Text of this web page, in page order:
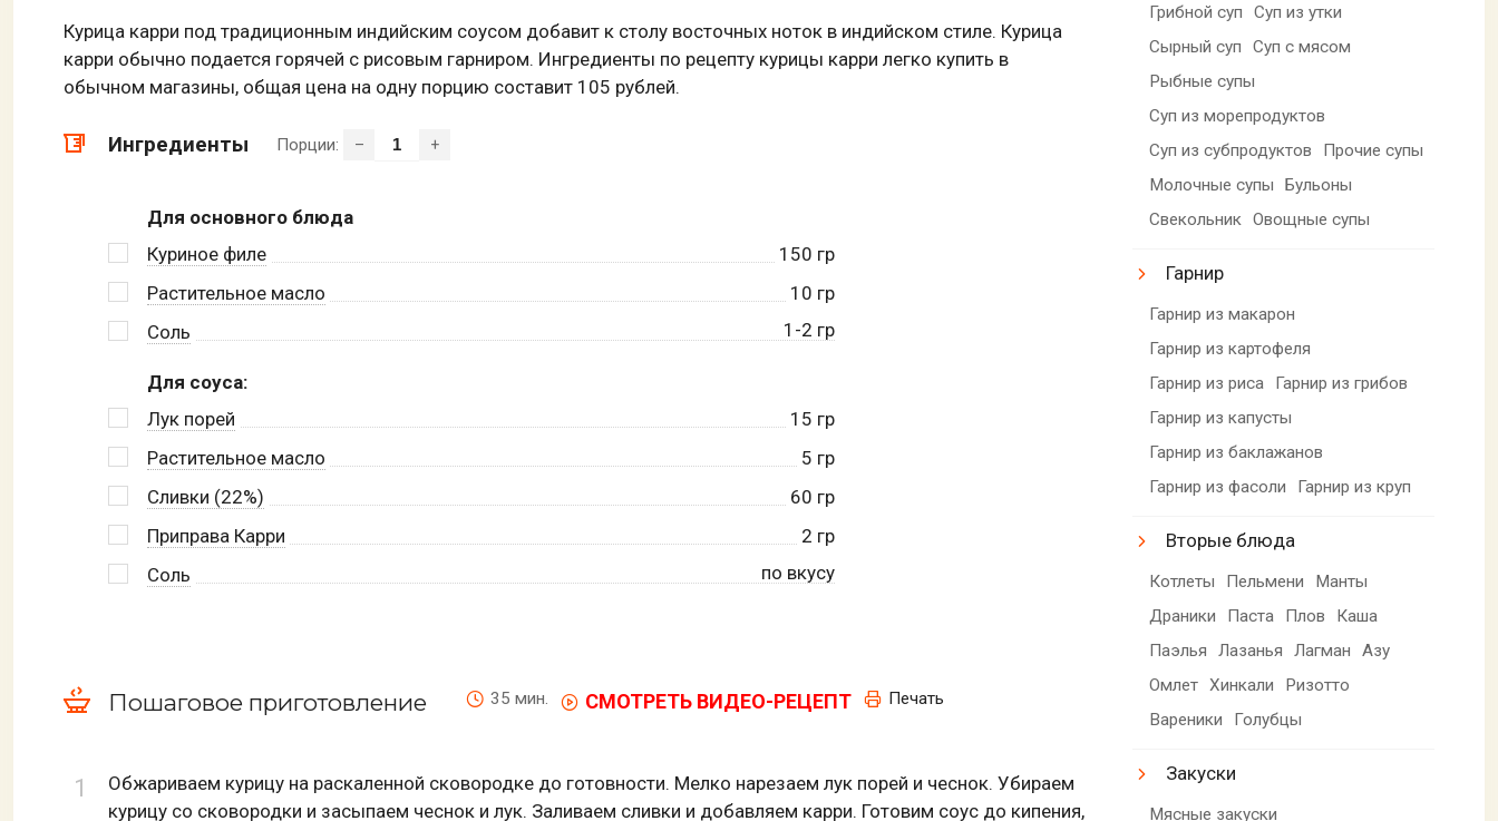
Курица карри под традиционным индийским соусом добавит к столу восточных ноток в индийском стиле. Курица
карри обычно подается горячей с рисовым гарниром. Ингредиенты по рецепту курицы карри легко купить в
обычном магазины, общая цена на одну порцию составит 105 рублей.
Ингредиенты Порции: – +
Для основного блюда
Куриное филе
150 гр
Растительное масло
10 гр
Соль
1-2 гр
Для соуса:
Лук порей
15 гр
Растительное масло
5 гр
Сливки (22%)
60 гр
Приправа Карри
2 гр
Соль
по вкусу
Пошаговое приготовление 35 мин. СМОТРЕТЬ ВИДЕО-РЕЦЕПТ Печать
Обжариваем курицу на раскаленной сковородке до готовности. Мелко нарезаем лук порей и чеснок. Убираем
курицу со сковородки и засыпаем чеснок и лук. Заливаем сливки и добавляем карри. Готовим соус до кипения,
Грибной суп
Суп из утки
Сырный суп
Суп с мясом
Рыбные супы
Суп из морепродуктов
Суп из субпродуктов
Прочие супы
Молочные супы
Бульоны
Свекольник Овощные супы
Гарнир
Гарнир из макарон
Гарнир из картофеля
Гарнир из риса
Гарнир из грибов
Гарнир из капусты
Гарнир из баклажанов
Гарнир из фасоли
Гарнир из круп
Вторые блюда
Котлеты Пельмени
Манты
Драники
Паста Плов
Каша
Паэлья
Лазанья Лагман
Азу
Омлет Хинкали
Ризотто
Вареники
Голубцы
Закуски
Мясные закуски